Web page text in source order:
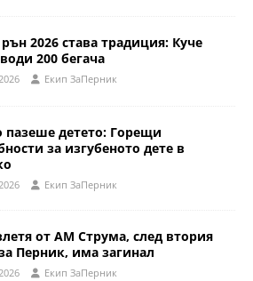
2026 става традиция: Куче
200 бегача
Eкип ЗаПерник
пазеше детето: Горещи
за изгубеното дете в
Eкип ЗаПерник
от АМ Струма, след втория
Перник, има загинал
Eкип ЗаПерник